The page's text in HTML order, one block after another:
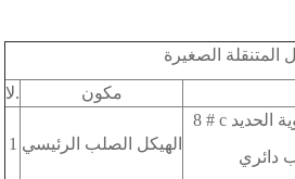
الصغيرة
لا. مكون
1 الهيكل الصلب الرئيسي
دائري